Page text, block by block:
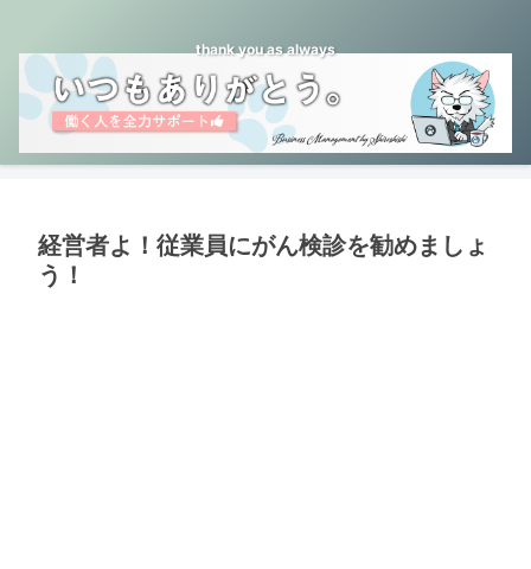
thank you as always
経営者よ！従業員にがん検診を勧めましょ
う！